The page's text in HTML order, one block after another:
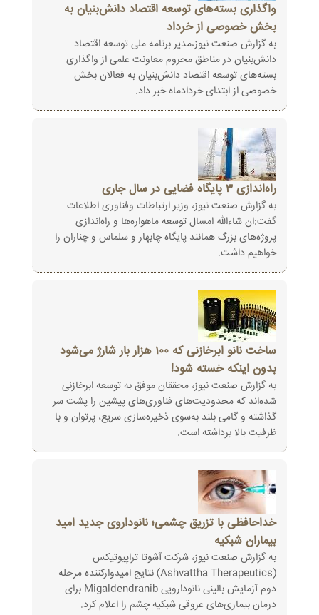
واگذاری بسته‌های توسعه اقتصاد دانش‌بنیان به
بخش خصوصی از خرداد
به گزارش صنعت نیوز،مدیر برنامه ملی توسعه اقتصاد
دانش‌بنیان در مناطق محروم معاونت علمی از واگذاری
بسته‌های توسعه اقتصاد دانش‌بنیان به فعالان بخش
خصوصی از ابتدای خردادماه خبر داد.
راه‌اندازی ۳ پایگاه فضایی در سال جاری
به گزارش صنعت نیوز، وزیر ارتباطات وفناوری اطلاعات
گفت:ان شاءالله امسال توسعه ماهواره‌ها و راه‌اندازی
پروژه‌های بزرگ همانند پایگاه چابهار و سلماس و چناران را
خواهیم داشت.
ساخت نانو ابرخازنی که ۱۰۰ هزار بار شارژ می‌شود
بدون اینکه خسته ‌شود!
به گزارش صنعت نیوز، محققان موفق به توسعه ابرخازنی
شده‌اند که محدودیت‌های فناوری‌های پیشین را پشت سر
گذاشته و گامی بلند به‌سوی ذخیره‌سازی سریع، پرتوان و با
ظرفیت بالا برداشته است.
خداحافظی با تزریق چشمی؛ نانوداروی جدید امید
بیماران شبکیه‌
به گزارش صنعت نیوز، شرکت آشوتا تراپیوتیکس
(Ashvattha Therapeutics) نتایج امیدوارکننده مرحله
دوم آزمایش بالینی نانودارویی Migaldendranib برای
درمان بیماری‌های عروقی شبکیه چشم را اعلام کرد.